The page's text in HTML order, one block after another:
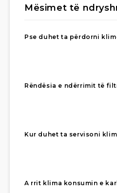
Mësimet të
Pse duhet ta përdorni
Rëndësia e ndërrimit të
Kur duhet ta servisoni
A rrit klima konsumin e